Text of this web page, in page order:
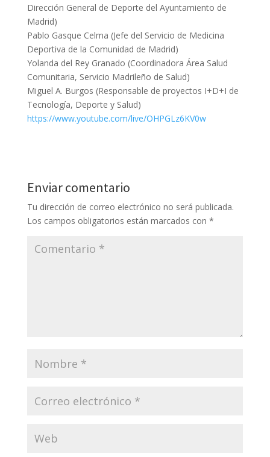
Dirección General de Deporte del Ayuntamiento de
Madrid)
Pablo Gasque Celma (Jefe del Servicio de Medicina
Deportiva de la Comunidad de Madrid)
Yolanda del Rey Granado (Coordinadora Área Salud
Comunitaria, Servicio Madrileño de Salud)
Miguel A. Burgos (Responsable de proyectos I+D+I de
Tecnología, Deporte y Salud)
https://www.youtube.com/live/OHPGLz6KV0w
Enviar comentario
Tu dirección de correo electrónico no será publicada.
Los campos obligatorios están marcados con *